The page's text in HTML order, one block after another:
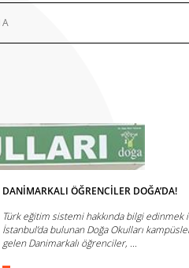
DANİMARKALI ÖĞRENCİLER DOĞA’DA!
Türk eğitim sistemi hakkında bilgi edinmek
İstanbul’da bulunan Doğa Okulları
gelen Danimarkalı öğrenciler, ...